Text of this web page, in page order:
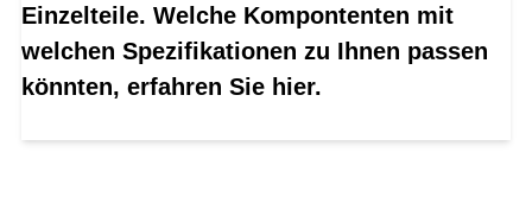
Einzelteile. Welche Kompontenten mit
welchen Spezifikationen zu Ihnen passen
könnten, erfahren Sie hier.